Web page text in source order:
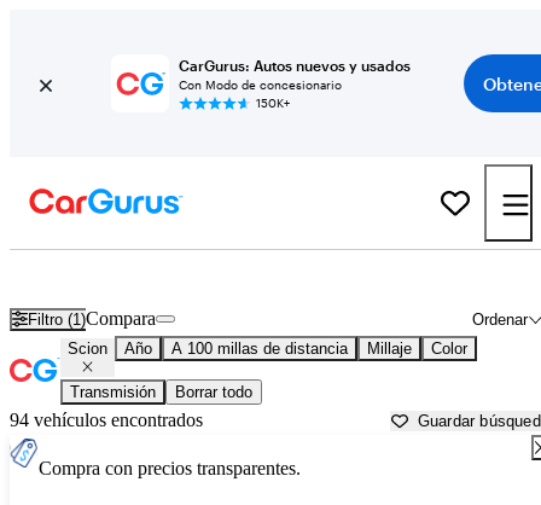
CarGurus: Autos nuevos y usados
Con Modo de concesionario
150K+
Filtro (1) Ordenar
Compara
Scion Año A 100 millas de distancia Millaje Color
Transmisión Borrar todo
94 vehículos encontrados Guardar
Compra con precios transparentes.